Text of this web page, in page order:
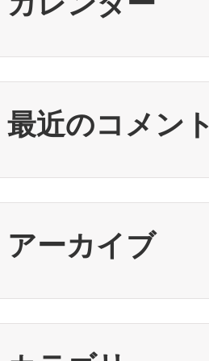
最近のコメント
アーカイブ